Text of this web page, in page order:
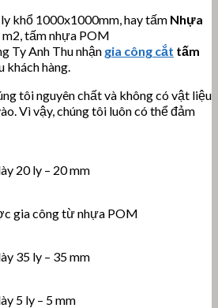
khổ 1000x1000mm, hay tấm Nhựa
tấm nhựa POM
Ty Anh Thu nhận gia công cắt tấm
khách hàng.
tôi nguyên chất và không có vật liệu
Vì vậy, chúng tôi luôn có thể đảm
20 ly – 20 mm
gia công từ nhựa POM
35 ly – 35 mm
5 ly – 5 mm